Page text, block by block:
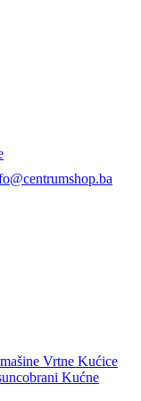
Vrtne Kućice
Kućne